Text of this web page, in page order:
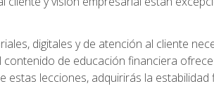
digitales y de atención al cliente
de educación financiera
lecciones, adquirirás la